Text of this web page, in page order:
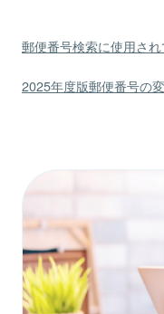
郵便番号検索に使用さ
2025年度版郵便番号の